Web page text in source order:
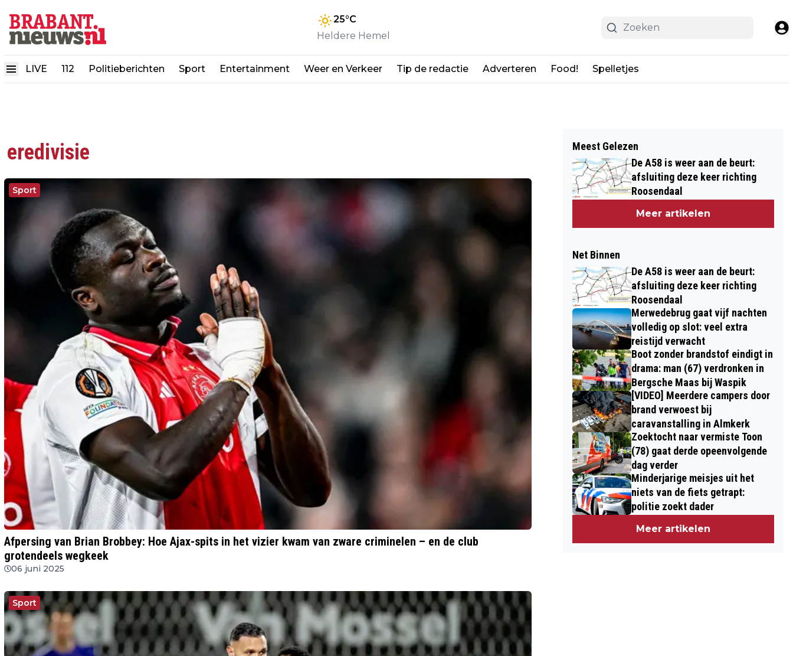
25°C
Heldere Hemel
LIVE 112 Politieberichten Sport Entertainment Weer en Verkeer Tip de redactie Adverteren Food! Spelletjes
eredivisie
Sport
Afpersing van Brian Brobbey: Hoe Ajax-spits in het vizier kwam van zware criminelen – en de club
grotendeels wegkeek
06 juni 2025
Sport
Meest Gelezen
De A58 is weer aan de beurt:
afsluiting deze keer richting
Roosendaal
Meer artikelen
Net Binnen
De A58 is weer aan de beurt:
afsluiting deze keer richting
Roosendaal
Merwedebrug gaat vijf nachten
volledig op slot: veel extra
reistijd verwacht
Boot zonder brandstof eindigt in
drama: man (67) verdronken in
Bergsche Maas bij Waspik
[VIDEO] Meerdere campers door
brand verwoest bij
caravanstalling in Almkerk
Zoektocht naar vermiste Toon
(78) gaat derde opeenvolgende
dag verder
Minderjarige meisjes uit het
niets van de fiets getrapt:
politie zoekt dader
Meer artikelen